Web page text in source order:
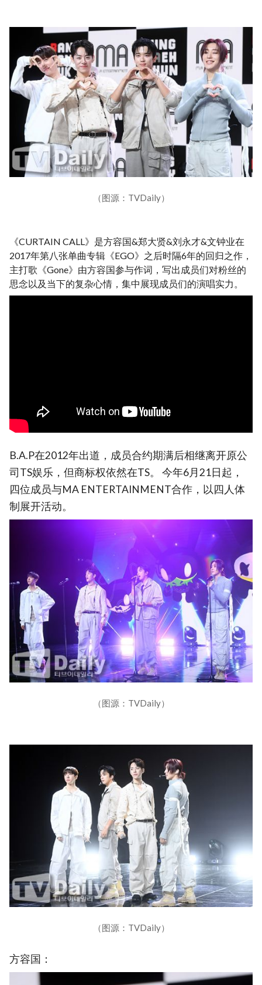
（图源：TVDaily）
《CURTAIN CALL》是方容国&郑大贤&刘永才&文钟业在
2017年第八张单曲专辑《EGO》之后时隔6年的回归之作，
主打歌《Gone》由方容国参与作词，写出成员们对粉丝的
思念以及当下的复杂心情，集中展现成员们的演唱实力。
B.A.P在2012年出道，成员合约期满后相继离开原公
司TS娱乐，但商标权依然在TS。 今年6月21日起，
四位成员与MA ENTERTAINMENT合作，以四人体
制展开活动。
（图源：TVDaily）
（图源：TVDaily）
方容国：